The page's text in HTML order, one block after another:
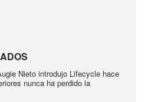
Nieto introdujo Lifecycle hace
nunca ha perdido la